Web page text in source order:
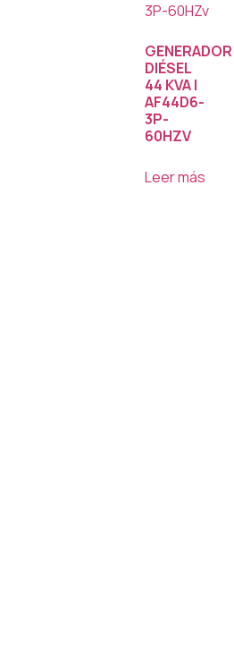
GENERADOR
DIÉSEL
44 KVA |
AF44D6-
3P-
60HZV
Leer más